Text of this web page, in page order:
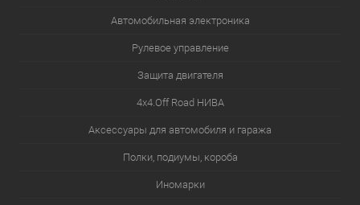
Автомобильная электроника
Рулевое управление
Защита двигателя
4х4.Off Road НИВА
Аксессуары для автомобиля и гаража
Полки, подиумы, короба
Иномарки